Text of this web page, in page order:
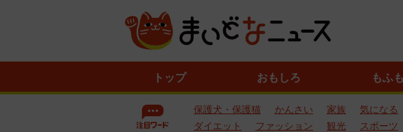
トップ おもしろ もふ
保護犬・保護猫 かんさい 家族 気になる
ダイエット
ファッション 観光 スポーツ